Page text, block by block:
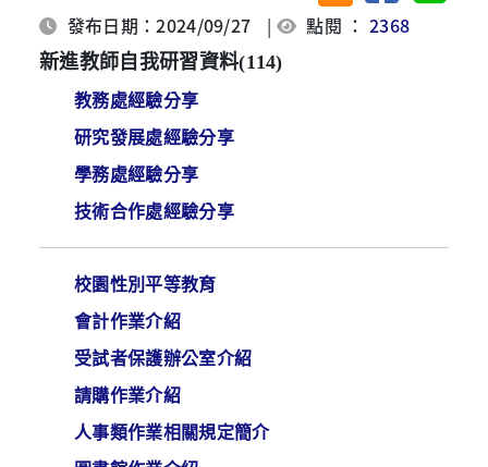
發布日期：2024/09/27 | 點閱 ：2368
新進教師自我研習資料(114)
教務處經驗分享
研究發展處經驗分享
學務處經驗分享
技術合作處經驗分享
校園性別平等教育
會計作業介紹
受試者保護辦公室介紹
請購作業介紹
人事類作業相關規定簡介